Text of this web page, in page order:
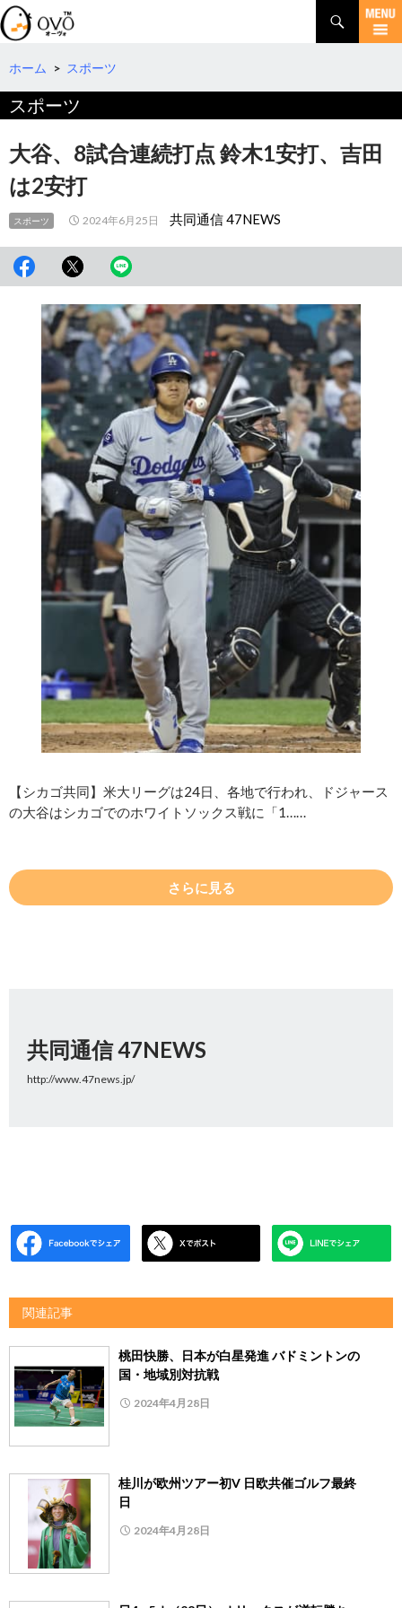
検
索
コ
テ
へ
動
ホーム > スポーツ
スポーツ
大谷、8試合連続打点 鈴木1安打、吉田
は2安打
スポーツ 2024年6月25日 共同通信 47NEWS
【シカゴ共同】米大リーグは24日、各地で行われ、ドジャース
の大谷はシカゴでのホワイトソックス戦に「1……
さらに見る
共同通信 47NEWS
http://www.47news.jp/
関連記事
桃田快勝、日本が白星発進 バドミントンの
国・地域別対抗戦
2024年4月28日
桂川が欧州ツアー初V 日欧共催ゴルフ最終
日
2024年4月28日